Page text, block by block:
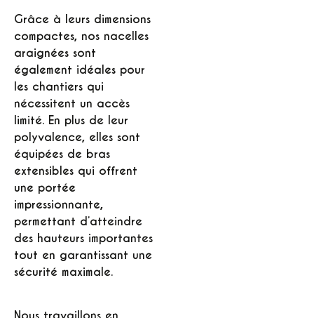
Grâce à leurs dimensions
compactes, nos nacelles
araignées sont
également idéales pour
les chantiers qui
nécessitent un accès
limité. En plus de leur
polyvalence, elles sont
équipées de bras
extensibles qui offrent
une portée
impressionnante,
permettant d’atteindre
des hauteurs importantes
tout en garantissant une
sécurité maximale.